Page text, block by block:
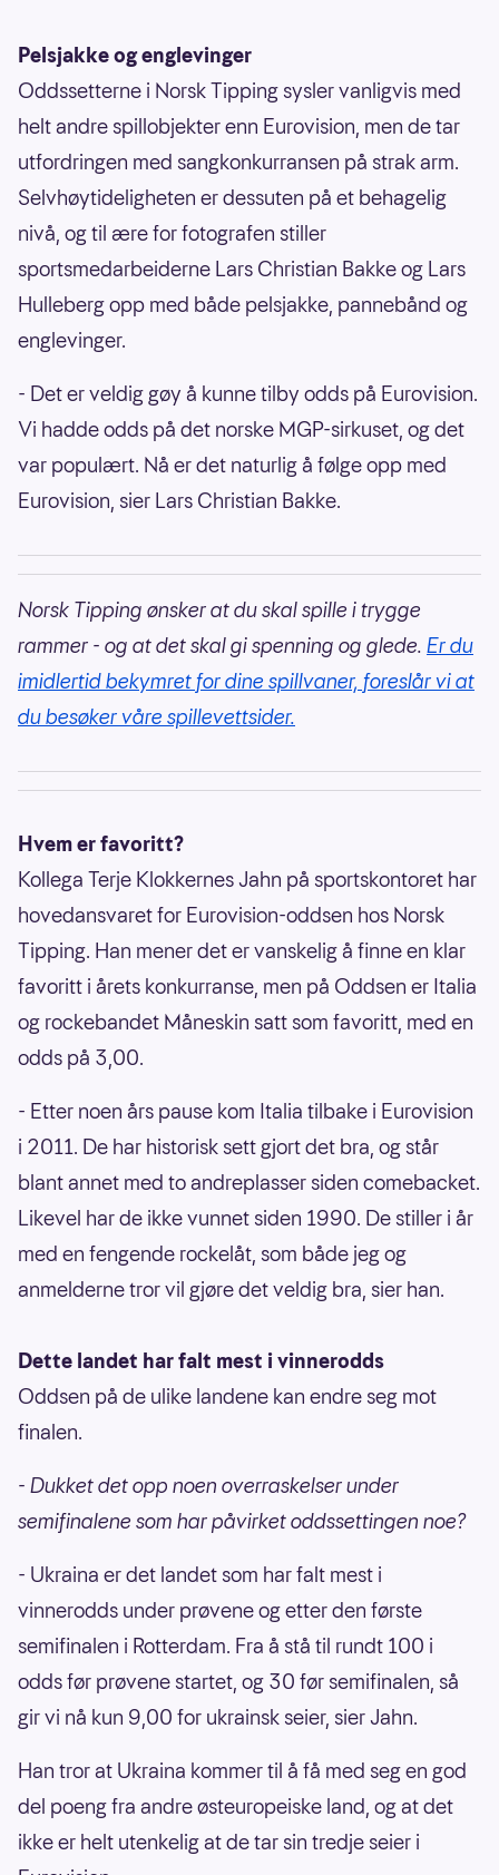
Pelsjakke og englevinger
Oddssetterne i Norsk Tipping sysler vanligvis med
helt andre spillobjekter enn Eurovision, men de tar
utfordringen med sangkonkurransen på strak arm.
Selvhøytideligheten er dessuten på et behagelig
nivå, og til ære for fotografen stiller
sportsmedarbeiderne Lars Christian Bakke og Lars
Hulleberg opp med både pelsjakke, pannebånd og
englevinger.
- Det er veldig gøy å kunne tilby odds på Eurovision.
Vi hadde odds på det norske MGP-sirkuset, og det
var populært. Nå er det naturlig å følge opp med
Eurovision, sier Lars Christian Bakke.
Norsk Tipping ønsker at du skal spille i trygge
rammer - og at det skal gi spenning og glede. Er du
imidlertid bekymret for dine spillvaner, foreslår vi at
du besøker våre spillevettsider.
Hvem er favoritt?
Kollega Terje Klokkernes Jahn på sportskontoret har
hovedansvaret for Eurovision-oddsen hos Norsk
Tipping. Han mener det er vanskelig å finne en klar
favoritt i årets konkurranse, men på Oddsen er Italia
og rockebandet Måneskin satt som favoritt, med en
odds på 3,00.
- Etter noen års pause kom Italia tilbake i Eurovision
i 2011. De har historisk sett gjort det bra, og står
blant annet med to andreplasser siden comebacket.
Likevel har de ikke vunnet siden 1990. De stiller i år
med en fengende rockelåt, som både jeg og
anmelderne tror vil gjøre det veldig bra, sier han.
Dette landet har falt mest i vinnerodds
Oddsen på de ulike landene kan endre seg mot
finalen.
- Dukket det opp noen overraskelser under
semifinalene som har påvirket oddssettingen noe?
- Ukraina er det landet som har falt mest i
vinnerodds under prøvene og etter den første
semifinalen i Rotterdam. Fra å stå til rundt 100 i
odds før prøvene startet, og 30 før semifinalen, så
gir vi nå kun 9,00 for ukrainsk seier, sier Jahn.
Han tror at Ukraina kommer til å få med seg en god
del poeng fra andre østeuropeiske land, og at det
ikke er helt utenkelig at de tar sin tredje seier i